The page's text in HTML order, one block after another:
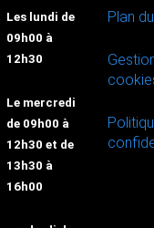
Les lundi de
09h00 à
12h30
Le mercredi
de 09h00 à
12h30 et de
13h30 à
16h00
Plan